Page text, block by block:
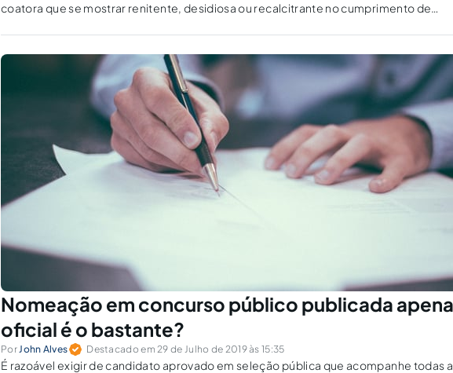
coatora que se mostrar renitente, desidiosa ou recalcitrante no cumprimento de
Nomeação em concurso público publicada
oficial é o bastante?
PorJohn Alves Destacado em 29 de Julho de 2019 às 15:35
É razoável exigir de candidato aprovado em seleção pública que acompanhe todas